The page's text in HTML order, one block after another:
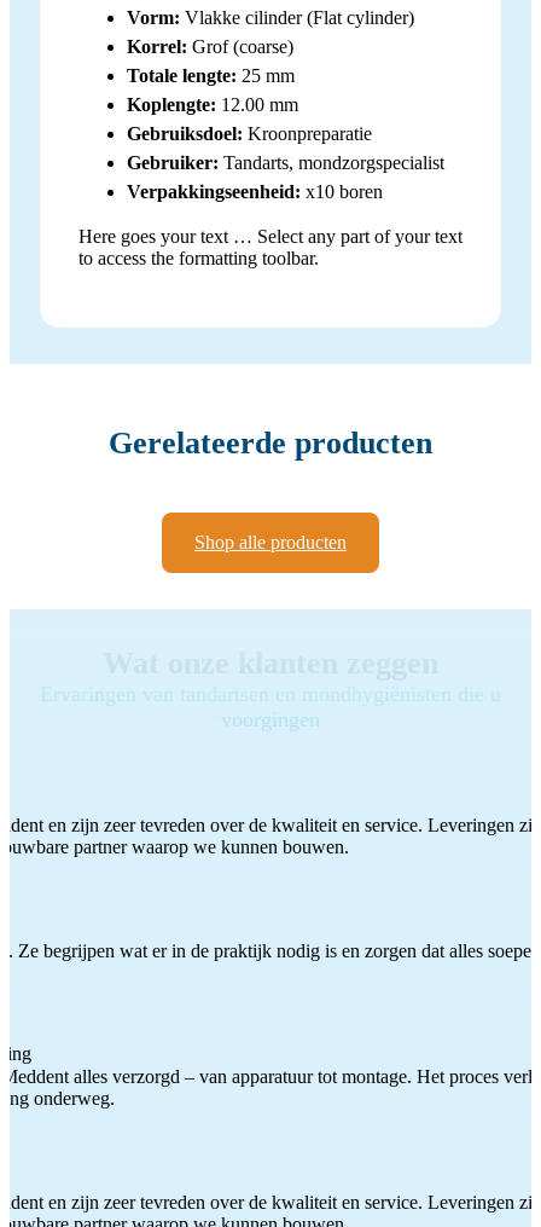
Vorm: Vlakke cilinder (Flat cylinder)
Korrel: Grof (coarse)
Totale lengte: 25 mm
Koplengte: 12.00 mm
Gebruiksdoel: Kroonpreparatie
Gebruiker: Tandarts, mondzorgspecialist
Verpakkingseenheid: x10 boren
Here goes your text … Select any part of your text
to access the formatting toolbar.
Gerelateerde producten
Shop alle producten
Ervaringen van tandartsen en mondhygiënisten die u
voorgingen
en zijn zeer tevreden over de kwaliteit en service. Leveringen
partner waarop we kunnen bouwen.
Ze begrijpen wat er in de praktijk nodig is en zorgen dat alles
alles verzorgd – van apparatuur tot montage. Het proces
onderweg.
en zijn zeer tevreden over de kwaliteit en service. Leveringen